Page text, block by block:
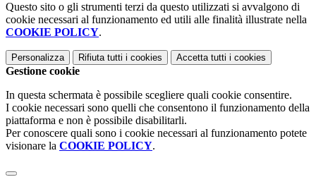
Questo sito o gli strumenti terzi da questo utilizzati si avvalgono di
cookie necessari al funzionamento ed utili alle finalità illustrate nella
COOKIE POLICY.
Personalizza Rifiuta tutti i cookies Accetta tutti i cookies
Gestione cookie
In questa schermata è possibile scegliere quali cookie consentire.
I cookie necessari sono quelli che consentono il funzionamento della
piattaforma e non è possibile disabilitarli.
Per conoscere quali sono i cookie necessari al funzionamento potete
visionare la COOKIE POLICY.